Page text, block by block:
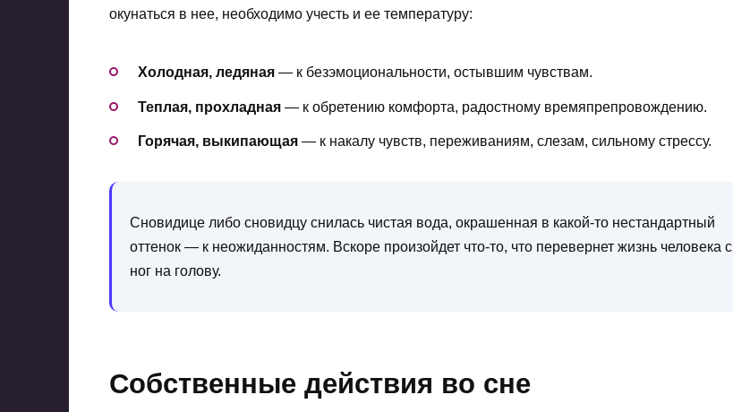
окунаться в нее, необходимо учесть и ее температуру:
Холодная, ледяная — к безэмоциональности, остывшим чувствам.
Теплая, прохладная — к обретению комфорта, радостному времяпрепровождению.
Горячая, выкипающая — к накалу чувств, переживаниям, слезам, сильному стрессу.
Сновидице либо сновидцу снилась чистая вода, окрашенная в какой-то нестандартный
оттенок — к неожиданностям. Вскоре произойдет что-то, что перевернет жизнь человека с
ног на голову.
Собственные действия во сне